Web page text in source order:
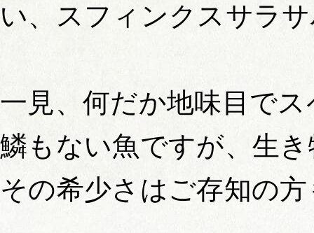
い、スフィンクスサラ
一見、何だか地味目で
鱗もない魚ですが、生
その希少さはご存知の